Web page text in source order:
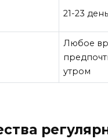
21-23 день
Любое
утром